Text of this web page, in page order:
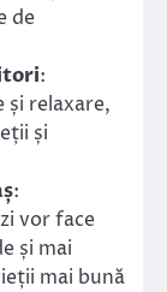
de
:
relaxare,
și
:
vor face
și mai
mai bună